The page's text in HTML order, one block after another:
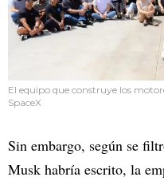
El equipo que construye los
SpaceX
Sin embargo, según se
Musk habría escrito, la